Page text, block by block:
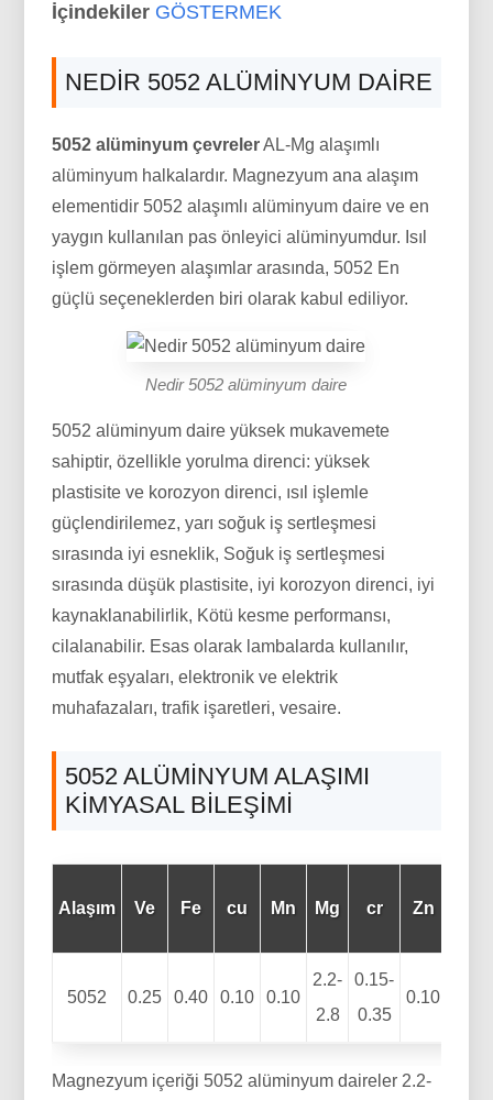
İçindekiler GÖSTERMEK
NEDIR 5052 ALÜMINYUM DAIRE
5052 alüminyum çevrelerAL-Mg alaşımlı
alüminyum halkalardır. Magnezyum ana alaşım
elementidir 5052 alaşımlı alüminyum daire ve en
yaygın kullanılan pas önleyici alüminyumdur. Isıl
işlem görmeyen alaşımlar arasında, 5052 En
güçlü seçeneklerden biri olarak kabul ediliyor.
Nedir 5052 alüminyum daire
5052 alüminyum daire yüksek mukavemete
sahiptir, özellikle yorulma direnci: yüksek
plastisite ve korozyon direnci, ısıl işlemle
güçlendirilemez, yarı soğuk iş sertleşmesi
sırasında iyi esneklik, Soğuk iş sertleşmesi
sırasında düşük plastisite, iyi korozyon direnci, iyi
kaynaklanabilirlik, Kötü kesme performansı,
cilalanabilir. Esas olarak lambalarda kullanılır,
mutfak eşyaları, elektronik ve elektrik
muhafazaları, trafik işaretleri, vesaire.
5052 ALÜMINYUM ALAŞIMI
KIMYASAL BILEŞIMI
Alaşım Ve Fe cu Mn Mg cr Zn
5052 0.25 0.40 0.10 0.10
2.2-
2.8
0.15-
0.35
0.10
Magnezyum içeriği 5052 alüminyum daireler 2.2-